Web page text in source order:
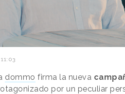
dommo firma la nueva
por un peculiar